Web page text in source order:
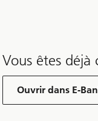
Vous êtes déjà
Ouvrir dans E-